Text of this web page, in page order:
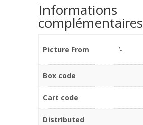
Informations
complémentaires
Picture From '-
Box code
Cart code
Distributed